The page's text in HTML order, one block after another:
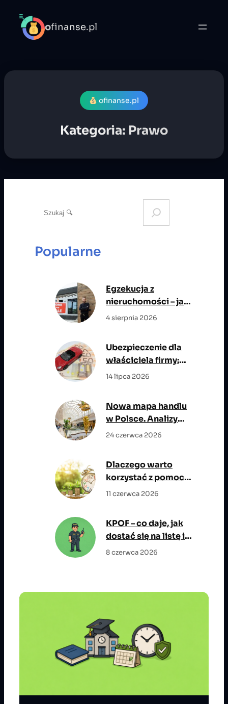
treści
ofinanse.pl
ofinanse.pl
Kategoria: Prawo
c
Popularne
Egzekucja z
nieruchomości – jak
przebiega i jakie ma
4 sierpnia 2026
Ubezpieczenie dla
właściciela firmy:
OC zawodowe,
planie ochrony
14 lipca 2026
Nowa mapa handlu
w Polsce. Analizy
rynkowe wskazują
potencjałem
wzrostu
24 czerwca 2026
Dlaczego warto
korzystać z pomocy
eksperta
11 czerwca 2026
KPOF – co daje, jak
dostać się na listę i
jakie są wymagania?
8 czerwca 2026